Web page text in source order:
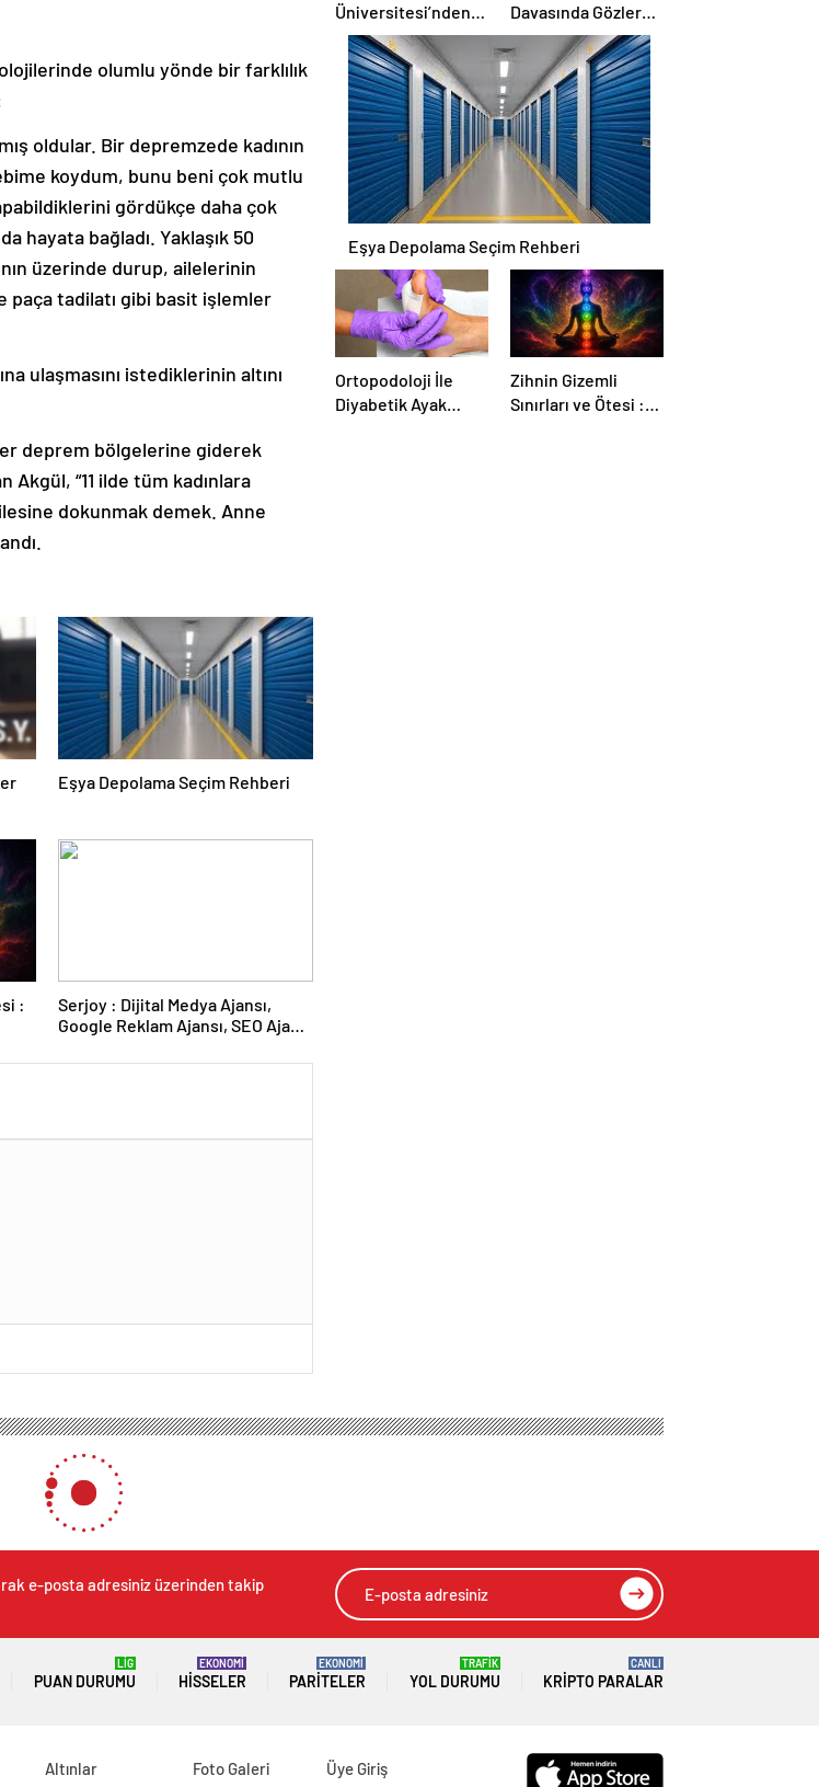
olumlu yönde bir farklılık
oldular. Bir depremzede kadının
koydum, bunu beni çok mutlu
gördükçe daha çok
hayata bağladı. Yaklaşık 50
üzerinde durup, ailelerinin
paça tadilatı gibi basit işlemler
ulaşmasını istediklerinin altını
deprem bölgelerine giderek
“11 ilde tüm kadınlara
dokunmak demek. Anne
Eşya Depolama Seçim Rehberi
:
Serjoy : Dijital Medya Ajansı,
Google Reklam Ajansı, SEO Ajansı
Üniversitesi’nden
2026 YKS
Adaylarına Çifte
Güvence: Sabit
Ücret ve Kesintisiz
Burs
Davasında Gözler
Temmuz Ayındaki
Karar Duruşmasına
Çevrildi
Eşya Depolama Seçim Rehberi
Ortopodoloji İle
Diyabetik Ayak
Zihnin Gizemli
Sınırları ve Ötesi :
e-posta adresiniz üzerinden takip
PUAN DURUMU
LİG
HISSELER
EKONOMİ
PARITELER
EKONOMİ
YOL DURUMU
TRAFİK
KRIPTO PARALAR
CANLI
Altınlar Foto Galeri Üye Giriş